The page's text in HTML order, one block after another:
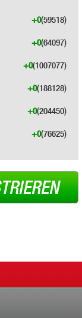
(59518)
+0
(64097)
+0
(1007077)
+0
(188128)
+0
(204450)
+0
(76625)
+0